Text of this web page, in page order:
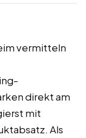
vermitteln
direkt am
mit
Als